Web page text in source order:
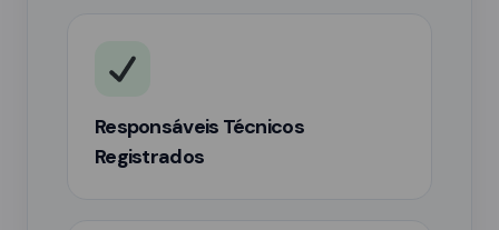
Responsáveis Técnicos
Registrados